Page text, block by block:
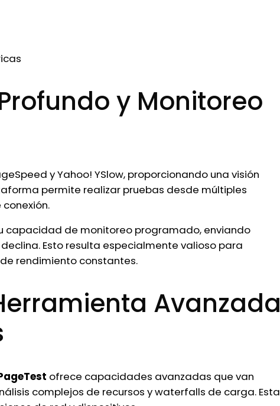
y Monitoreo
y Yahoo! YSlow, proporcionando una visión
permite realizar pruebas desde múltiples
capacidad de monitoreo programado, enviando
Esto resulta especialmente valioso para
rendimiento constantes.
Avanzada
ofrece capacidades avanzadas que van
complejos de recursos y waterfalls de carga. Esta